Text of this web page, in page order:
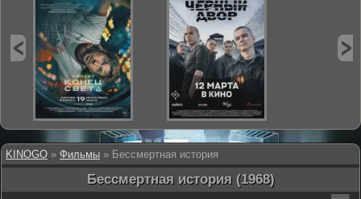
KINOGO » Фильмы » Бессмертная история
Бессмертная история (1968)